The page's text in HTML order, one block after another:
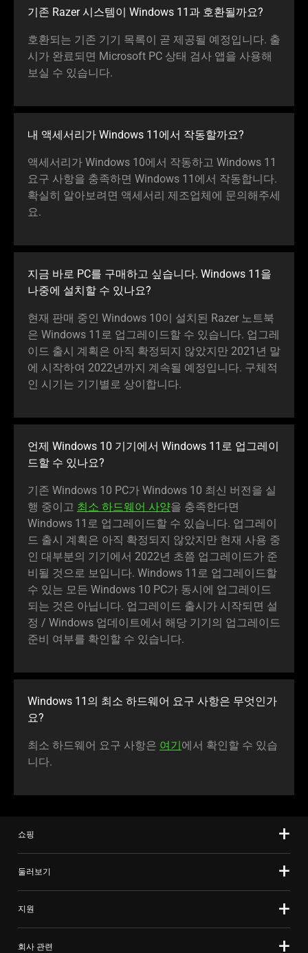
기존 Razer 시스템이 Windows 11과 호환될까요?
호환되는 기존 기기 목록이 곧 제공될 예정입니다. 출
시가 완료되면 Microsoft PC 상태 검사 앱을 사용해
보실 수 있습니다.
내 액세서리가 Windows 11에서 작동할까요?
액세서리가 Windows 10에서 작동하고 Windows 11
요구 사항을 충족하면 Windows 11에서 작동합니다.
확실히 알아보려면 액세서리 제조업체에 문의해주세
요.
지금 바로 PC를 구매하고 싶습니다. Windows 11을
나중에 설치할 수 있나요?
현재 판매 중인 Windows 10이 설치된 Razer 노트북
은 Windows 11로 업그레이드할 수 있습니다. 업그레
이드 출시 계획은 아직 확정되지 않았지만 2021년 말
에 시작하여 2022년까지 계속될 예정입니다. 구체적
인 시기는 기기별로 상이합니다.
언제 Windows 10 기기에서 Windows 11로 업그레이
드할 수 있나요?
기존 Windows 10 PC가 Windows 10 최신 버전을 실
행 중이고 최소 하드웨어 사양을 충족한다면
Windows 11로 업그레이드할 수 있습니다. 업그레이
드 출시 계획은 아직 확정되지 않았지만 현재 사용 중
인 대부분의 기기에서 2022년 초쯤 업그레이드가 준
비될 것으로 보입니다. Windows 11로 업그레이드할
수 있는 모든 Windows 10 PC가 동시에 업그레이드
되는 것은 아닙니다. 업그레이드 출시가 시작되면 설
정 / Windows 업데이트에서 해당 기기의 업그레이드
준비 여부를 확인할 수 있습니다.
Windows 11의 최소 하드웨어 요구 사항은 무엇인가
요?
최소 하드웨어 요구 사항은 여기 에서 확인할 수 있습
니다.
쇼핑
둘러보기
지원
회사 관련